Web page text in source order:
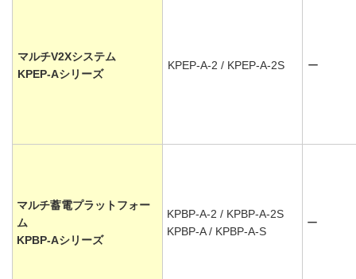
マルチV2Xシステム
KPEP-Aシリーズ
KPEP-A-2 / KPEP-A-2S ー
マルチ蓄電プラットフォー
ム
KPBP-Aシリーズ
KPBP-A-2 / KPBP-A-2S
KPBP-A / KPBP-A-S
ー